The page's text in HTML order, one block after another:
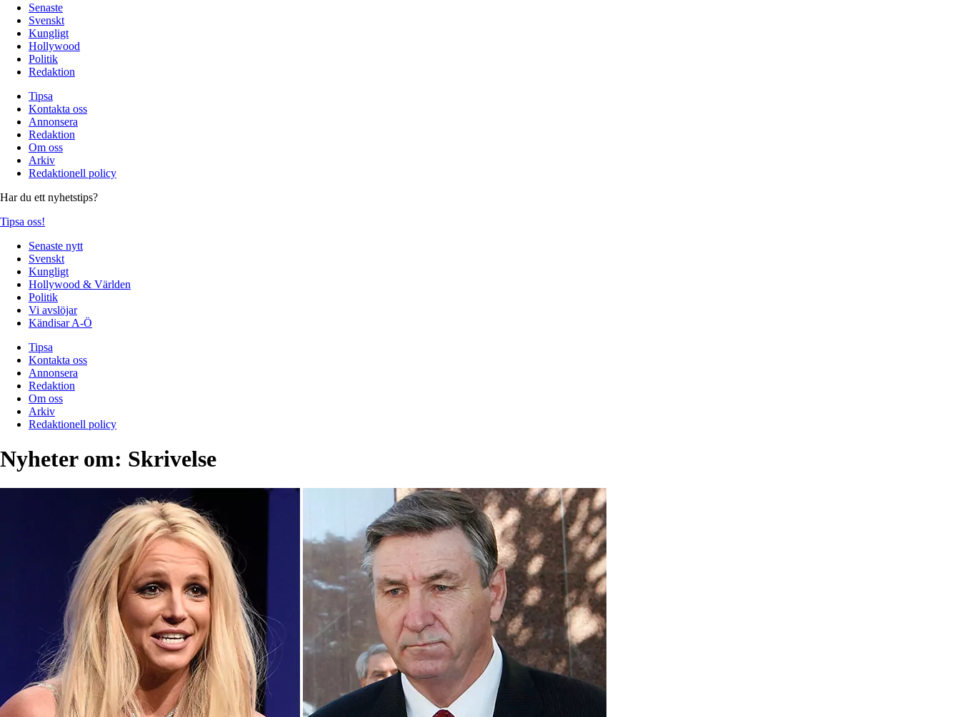
Senaste
Svenskt
Kungligt
Hollywood
Politik
Redaktion
Tipsa
Kontakta oss
Annonsera
Redaktion
Om oss
Arkiv
Redaktionell policy
Har du ett nyhetstips?
Tipsa oss!
Senaste nytt
Svenskt
Kungligt
Hollywood & Världen
Politik
Vi avslöjar
Kändisar A-Ö
Tipsa
Kontakta oss
Annonsera
Redaktion
Om oss
Arkiv
Redaktionell policy
Nyheter om: Skrivelse